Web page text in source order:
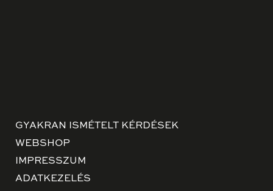
GYAKRAN ISMÉTELT KÉRDÉSEK
WEBSHOP
IMPRESSZUM
ADATKEZELÉS